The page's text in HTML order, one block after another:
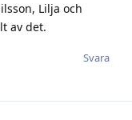
Lilja och
av det.
Svara